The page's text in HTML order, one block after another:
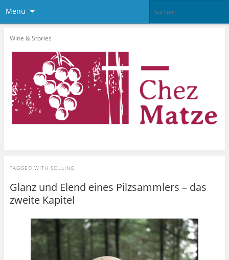
Menü
Wine & Stories
TAGGED WITH SOLLING
Glanz und Elend eines Pilzsammlers – das
zweite Kapitel